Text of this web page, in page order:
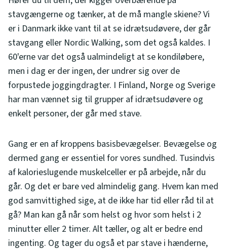
stavgængerne og tænker, at de må mangle skiene? Vi
er i Danmark ikke vant til at se idrætsudøvere, der går
stavgang eller Nordic Walking, som det også kaldes. I
60'erne var det også ualmindeligt at se kondiløbere,
men i dag er der ingen, der undrer sig over de
forpustede joggingdragter. I Finland, Norge og Sverige
har man vænnet sig til grupper af idrætsudøvere og
enkelt personer, der går med stave.
Gang er en af kroppens basisbevægelser. Bevægelse og
dermed gang er essentiel for vores sundhed. Tusindvis
af kalorieslugende muskelceller er på arbejde, når du
går. Og det er bare ved almindelig gang. Hvem kan med
god samvittighed sige, at de ikke har tid eller råd til at
gå? Man kan gå når som helst og hvor som helst i 2
minutter eller 2 timer. Alt tæller, og alt er bedre end
ingenting. Og tager du også et par stave i hænderne,